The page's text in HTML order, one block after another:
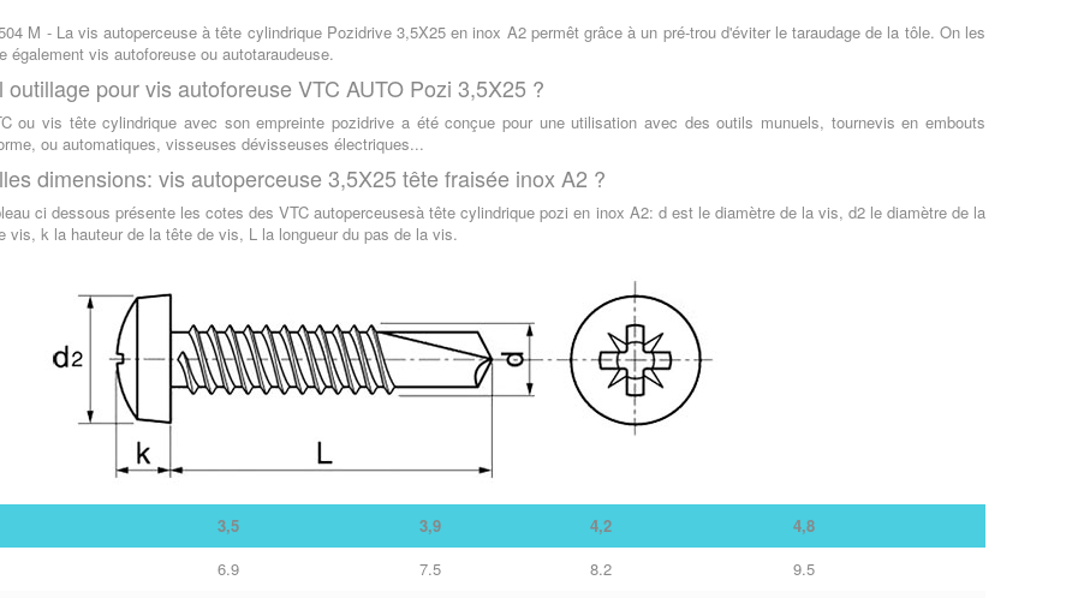
M - La vis autoperceuse à tête cylindrique Pozidrive 3,5X25 en inox A2 permêt grâce à un pré-trou d'éviter le taraudage de la tôle. On les
également vis autoforeuse ou autotaraudeuse.
outillage pour vis autoforeuse VTC AUTO Pozi 3,5X25 ?
ou vis tête cylindrique avec son empreinte pozidrive a été conçue pour une utilisation avec des outils munuels, tournevis en embouts
ou automatiques, visseuses dévisseuses électriques...
dimensions: vis autoperceuse 3,5X25 tête fraisée inox A2 ?
ci dessous présente les cotes des VTC autoperceusesà tête cylindrique pozi en inox A2: d est le diamètre de la vis, d2 le diamètre de la
vis, k la hauteur de la tête de vis, L la longueur du pas de la vis.
3,5 3,9 4,2
4,8
6.9 7.5 8.2
9.5